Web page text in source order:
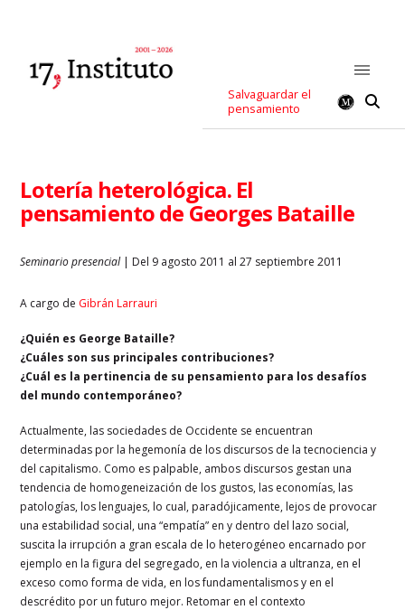
Salvaguardar el
pensamiento
Lotería heterológica. El
pensamiento de Georges Bataille
Seminario presencial| Del 9 agosto 2011 al 27 septiembre 2011
A cargo de Gibrán Larrauri
¿Quién es George Bataille?
¿Cuáles son sus principales contribuciones?
¿Cuál es la pertinencia de su pensamiento para los desafíos
del mundo contemporáneo?
Actualmente, las sociedades de Occidente se encuentran
determinadas por la hegemonía de los discursos de la tecnociencia y
del capitalismo. Como es palpable, ambos discursos gestan una
tendencia de homogeneización de los gustos, las economías, las
patologías, los lenguajes, lo cual, paradójicamente, lejos de provocar
una estabilidad social, una “empatía” en y dentro del lazo social,
suscita la irrupción a gran escala de lo heterogéneo encarnado por
ejemplo en la figura del segregado, en la violencia a ultranza, en el
exceso como forma de vida, en los fundamentalismos y en el
descrédito por un futuro mejor. Retomar en el contexto